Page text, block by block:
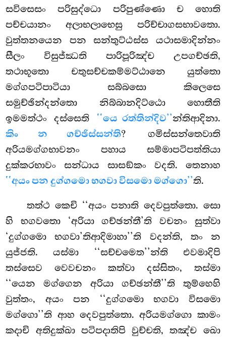
සවිසෙසං පරිසුද්ධො පරිපුණ්ණො ච හොති
පච්චයානං අලාභලාභෙසු පරිච්චාගසභාවතො.
වුත්තනයෙන පන සන්තුට්ඨස්ස යථාසමාදින්නං
සීලං විසුජ්ඣති පාරිපූරිඤ්ච උපගච්ඡති,
තථාභූතො චතුසච්චකම්මට්ඨානෙ යුත්තො
මග්ගපටිපාටියා සබ්බසො කිලෙසෙ
සමුච්ඡින්දන්තො නිබ්බානදිට්ඨො හොතීති
ඉමමත්ථං දස්සෙති ‘‘යෙ රත්තින්දිව’’න්තිආදිනා.
කිං න ගච්ඡිස්සන්ති? ගමිස්සන්තෙවාති
අරියමග්ගභාවනං පහාය සම්මාපටිපත්තියා
දුක්කරභාවං සන්ධාය සාසඞ්කං වදති. තෙනාහ
‘‘අයං පන දුග්ගමො භගවා විසමො මග්ගො’’ති.
තත්ථ කෙචි ‘‘අයං පනාති දෙවපුත්තො. සො
හි භගවතො ‘අරියා ගච්ඡන්තී’ති වචනං සුත්වා
‘දුග්ගමො භගවා’තිආදිමාහා’’ති වදන්ති, තං න
යුජ්ජති. යස්මා ‘‘සච්චමෙත’’න්ති එවමාදිපි
තස්සෙව වෙවචනං කත්වා දස්සිතං, තස්මා
‘‘යෙන මග්ගෙන අරියා ගච්ඡන්තී’’ති තුම්හෙහි
වුත්තං, අයං පන ‘‘දුග්ගමො භගවා විසමො
මග්ගො’’ති ආහ දෙවපුත්තො. අරියමග්ගො කාමං
කදාචි අතිදුක්ඛා පටිපදාතිපි වුච්චති, තඤ්ච ඛො